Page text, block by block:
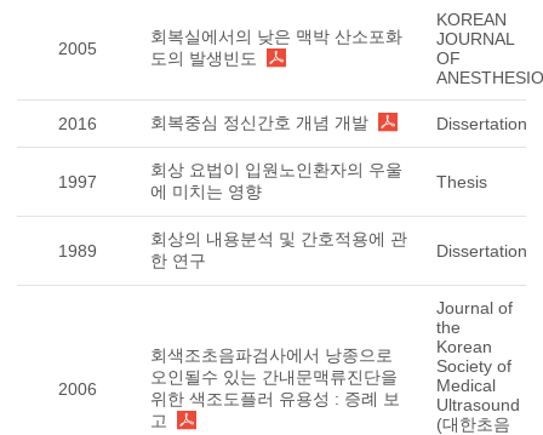
2005
회복실에서의 낮은 맥박 산소포화
도의 발생빈도
KOREAN
JOURNAL
OF
2016 회복중심 정신간호 개념 개발 Dissertation
1997
회상 요법이 입원노인환자의 우울
에 미치는 영향
Thesis
1989
회상의 내용분석 및 간호적용에 관
한 연구
Dissertation
2006
회색조초음파검사에서 낭종으로
오인될수 있는 간내문맥류진단을
위한 색조도플러 유용성 : 증례 보
고
Journal of
the
Korean
Society of
Medical
Ultrasound
(대한초음